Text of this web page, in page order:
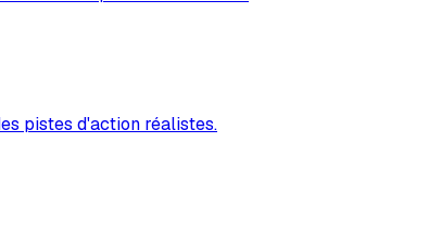
pistes d'action réalistes.